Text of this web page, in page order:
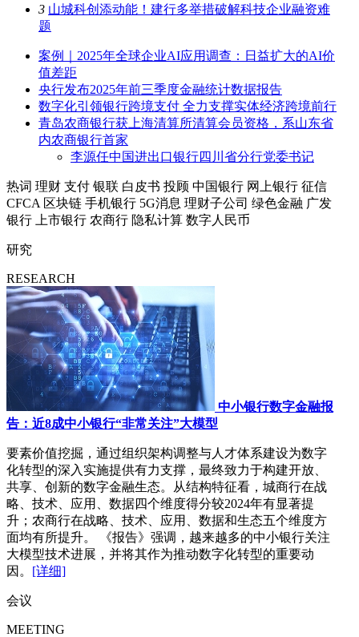
3 山城科创添动能！建行多举措破解科技企业融资难
题
案例｜2025年全球企业AI应用调查：日益扩大的AI价
值差距
央行发布2025年前三季度金融统计数据报告
数字化引领银行跨境支付 全力支撑实体经济跨境前行
青岛农商银行获上海清算所清算会员资格，系山东省
内农商银行首家
李源任中国进出口银行四川省分行党委书记
热词 理财 支付 银联 白皮书 投顾 中国银行 网上银行 征信
CFCA 区块链 手机银行 5G消息 理财子公司 绿色金融 广发
银行
上市银行 农商行 隐私计算 数字人民币
研究
RESEARCH
中小银行数字金融报
告：近8成中小银行“非常关注”大模型
要素价值挖掘，通过组织架构调整与人才体系建设为数字
化转型的深入实施提供有力支撑，最终致力于构建开放、
共享、创新的数字金融生态。从结构特征看，城商行在战
略、技术、应用、数据四个维度得分较2024年有显著提
升；农商行在战略、技术、应用、数据和生态五个维度方
面均有所提升。 《报告》强调，越来越多的中小银行关注
大模型技术进展，并将其作为推动数字化转型的重要动
因。 [详细]
会议
MEETING